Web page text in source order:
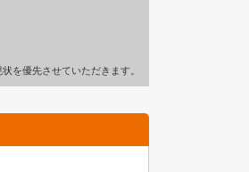
を優先させていただきます。